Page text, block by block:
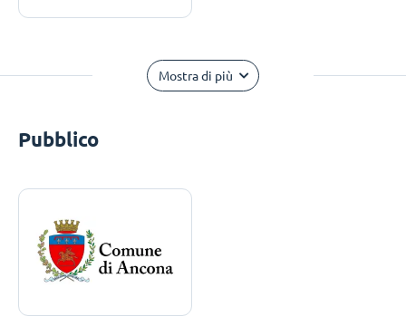
Mostra di più
Pubblico